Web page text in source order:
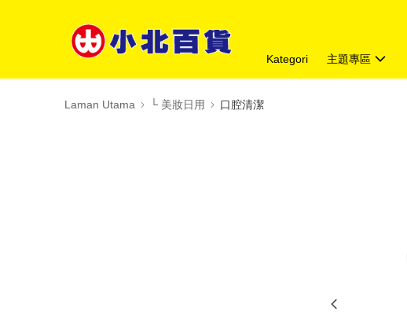
Kategori 主題專區
Laman Utama └ 美妝日用 口腔清潔